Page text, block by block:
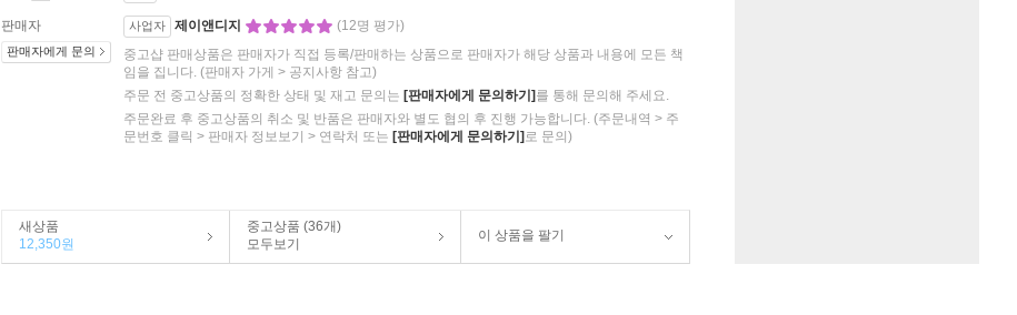
판매자
판매자에게 문의
사업자 제이앤디지
(12명 평가)
중고샵 판매상품은 판매자가 직접 등록/판매하는 상품으로 판매자가 해당 상품과 내용에 모든 책
임을 집니다. (판매자 가게 > 공지사항 참고)
주문 전 중고상품의 정확한 상태 및 재고 문의는 [판매자에게 문의하기] 를 통해 문의해 주세요.
주문완료 후 중고상품의 취소 및 반품은 판매자와 별도 협의 후 진행 가능합니다. (주문내역 > 주
문번호 클릭 > 판매자 정보보기 > 연락처 또는 [판매자에게 문의하기] 로 문의)
새상품
12,350원
중고상품 (36개)
모두보기
이 상품을 팔기